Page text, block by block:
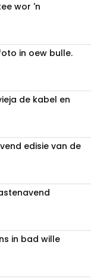
wor 'n
in oew bulle.
de kabel en
edisie van de
in bad wille